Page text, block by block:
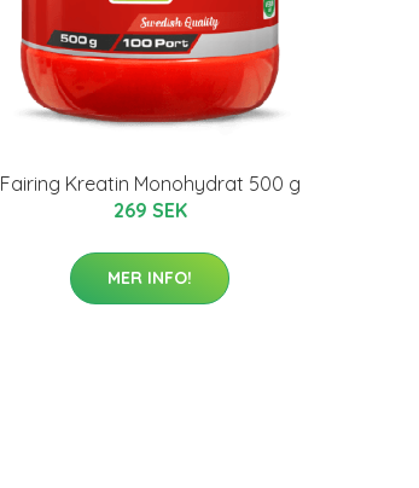
Fairing Kreatin Monohydrat 500 g
269 SEK
MER INFO!